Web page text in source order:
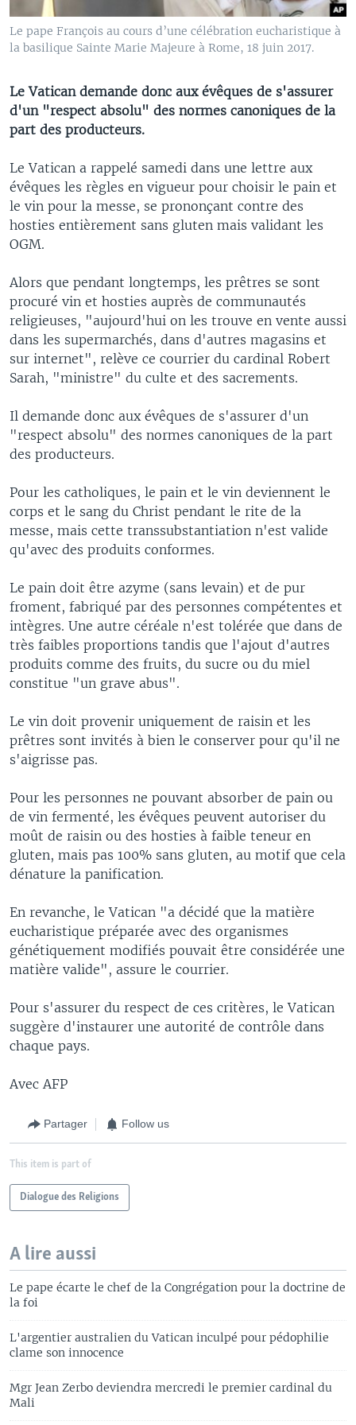
Le pape François au cours d’une célébration eucharistique à
la basilique Sainte Marie Majeure à Rome, 18 juin 2017.
Le Vatican demande donc aux évêques de s'assurer
d'un "respect absolu" des normes canoniques de la
part des producteurs.
Le Vatican a rappelé samedi dans une lettre aux
évêques les règles en vigueur pour choisir le pain et
le vin pour la messe, se prononçant contre des
hosties entièrement sans gluten mais validant les
OGM.
Alors que pendant longtemps, les prêtres se sont
procuré vin et hosties auprès de communautés
religieuses, "aujourd'hui on les trouve en vente aussi
dans les supermarchés, dans d'autres magasins et
sur internet", relève ce courrier du cardinal Robert
Sarah, "ministre" du culte et des sacrements.
Il demande donc aux évêques de s'assurer d'un
"respect absolu" des normes canoniques de la part
des producteurs.
Pour les catholiques, le pain et le vin deviennent le
corps et le sang du Christ pendant le rite de la
messe, mais cette transsubstantiation n'est valide
qu'avec des produits conformes.
Le pain doit être azyme (sans levain) et de pur
froment, fabriqué par des personnes compétentes et
intègres. Une autre céréale n'est tolérée que dans de
très faibles proportions tandis que l'ajout d'autres
produits comme des fruits, du sucre ou du miel
constitue "un grave abus".
Le vin doit provenir uniquement de raisin et les
prêtres sont invités à bien le conserver pour qu'il ne
s'aigrisse pas.
Pour les personnes ne pouvant absorber de pain ou
de vin fermenté, les évêques peuvent autoriser du
moût de raisin ou des hosties à faible teneur en
gluten, mais pas 100% sans gluten, au motif que cela
dénature la panification.
En revanche, le Vatican "a décidé que la matière
eucharistique préparée avec des organismes
génétiquement modifiés pouvait être considérée une
matière valide", assure le courrier.
Pour s'assurer du respect de ces critères, le Vatican
suggère d'instaurer une autorité de contrôle dans
chaque pays.
Avec AFP
Partager Follow us
This item is part of
Dialogue des Religions
A lire aussi
Le pape écarte le chef de la Congrégation pour la doctrine de
la foi
L'argentier australien du Vatican inculpé pour pédophilie
clame son innocence
Mgr Jean Zerbo deviendra mercredi le premier cardinal du
Mali